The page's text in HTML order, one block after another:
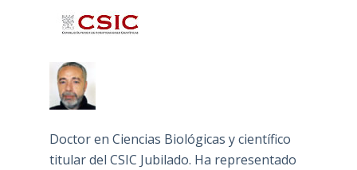
Doctor en Ciencias Biológicas y científico
titular del CSIC Jubilado. Ha representado